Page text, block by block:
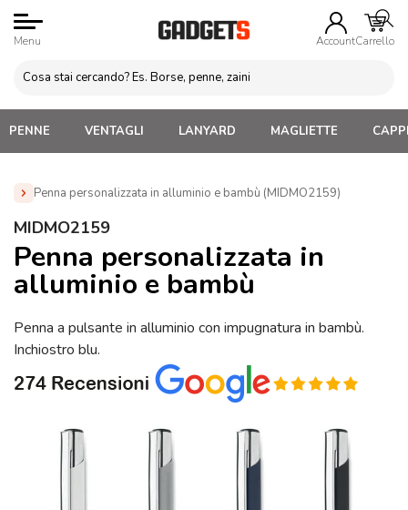
Menu AccountCarrello
PENNE VENTAGLI LANYARD MAGLIETTE
Penna personalizzata in alluminio e bambù (MIDMO2159)
Home » Penne Personalizzate con LOGO, Matite, Pastelli,
personalizzata in alluminio e bambù (MIDMO2159)
MIDMO2159
Penna personalizzata in
alluminio e bambù
Penna a pulsante in alluminio con impugnatura in bambù.
Inchiostro blu.